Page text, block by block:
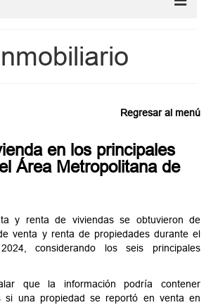
Sistema de Información
Regresar al menú
en los principales
Área Metropolitana de
y renta de viviendas se obtuvieron de
venta y renta de propiedades durante el
considerando los seis principales
que la información podría contener
si una propiedad se reportó en venta en